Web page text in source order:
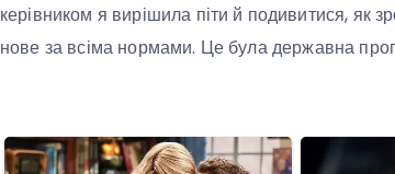
керівником я вирішила піти й подивитися, як
нове за всіма нормами. Це була державна